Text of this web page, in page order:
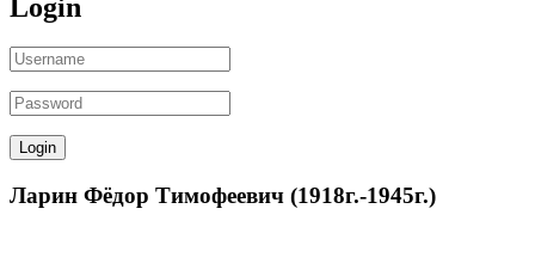
Login
Ларин Фёдор Тимофеевич (1918г.-1945г.)